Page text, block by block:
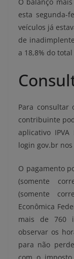
esta segunda-
veículos já
de
a 18,8% do
Para consultar
contribuinte
aplicativo
login gov.br
O pagamento
(somente
(somente
Econômica
mais de 760
observar os
para não